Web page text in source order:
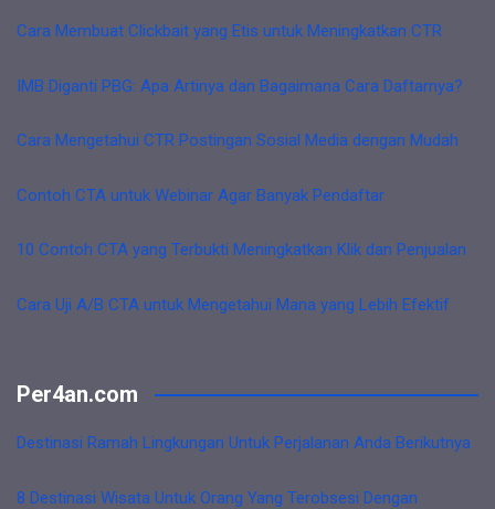
Cara Membuat Clickbait yang Etis untuk Meningkatkan CTR
IMB Diganti PBG: Apa Artinya dan Bagaimana Cara Daftarnya?
Cara Mengetahui CTR Postingan Sosial Media dengan Mudah
Contoh CTA untuk Webinar Agar Banyak Pendaftar
10 Contoh CTA yang Terbukti Meningkatkan Klik dan Penjualan
Cara Uji A/B CTA untuk Mengetahui Mana yang Lebih Efektif
Per4an.com
Destinasi Ramah Lingkungan Untuk Perjalanan Anda Berikutnya
8 Destinasi Wisata Untuk Orang Yang Terobsesi Dengan